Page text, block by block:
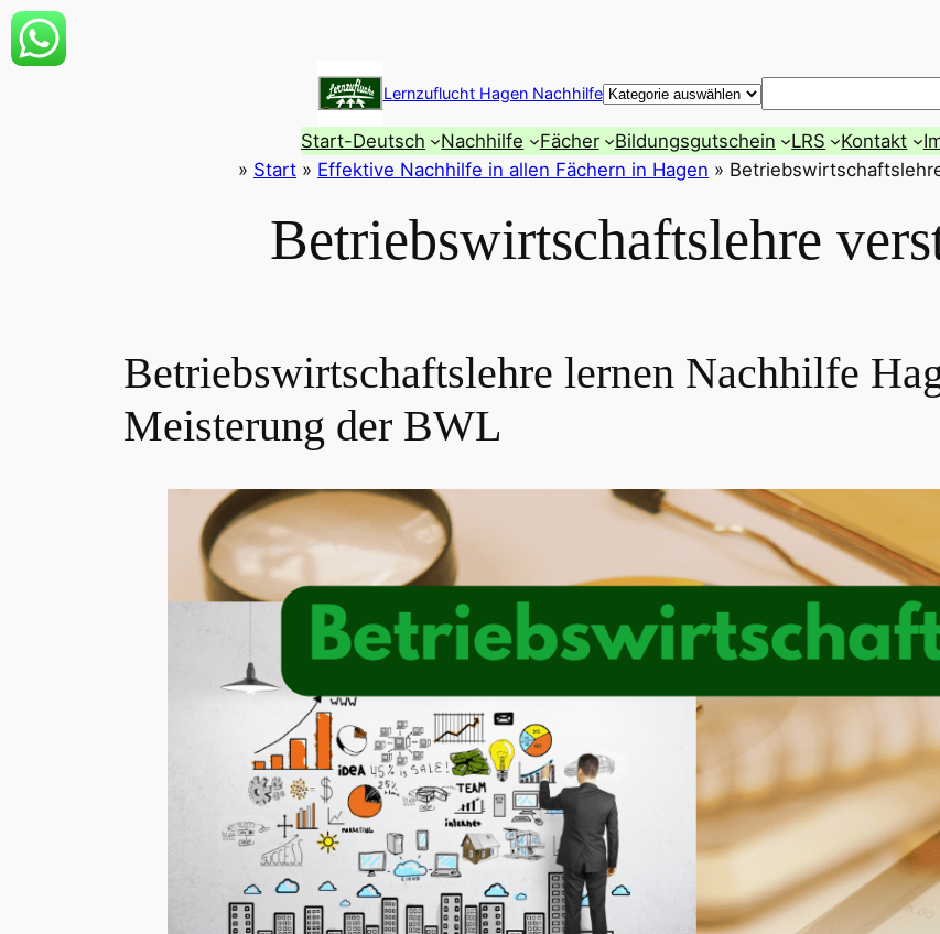
Zum
Lernzuflucht Hagen Nachhilfe Suchen
Start-Deutsch Nachhilfe Fächer Bildungsgutschein LRS Kontakt
» Start » Effektive Nachhilfe in allen Fächern in Hagen »
Betriebswirtschaftslehre
Betriebswirtschaftslehre lernen Nachhilfe
Meisterung der BWL